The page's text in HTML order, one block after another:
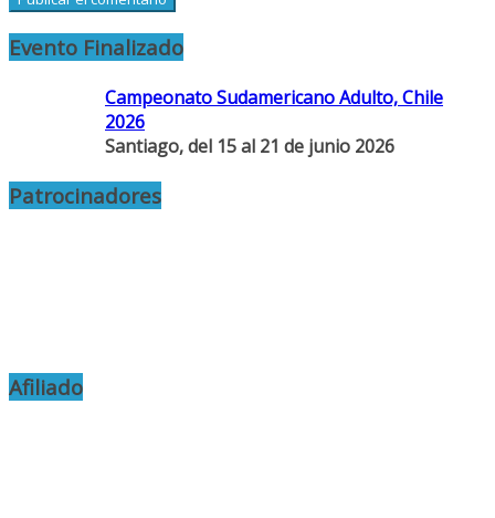
Evento Finalizado
Campeonato Sudamericano Adulto, Chile
2026
Santiago, del 15 al 21 de junio 2026
Patrocinadores
Afiliado